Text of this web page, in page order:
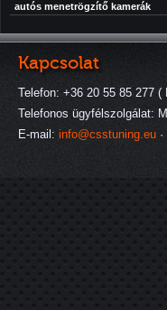
autós menetrögzítő kamerák
Kapcsolat
Telefon: +36 20 55 85 277 (
Telefonos ügyfélszolgálat:
E-mail: info@csstuning.eu